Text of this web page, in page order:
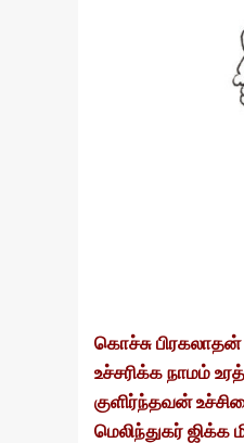
கொச்சு
உச்சரிக்க நாமம்
குளிர்ந்தவன்
மெலிந்துகர் ஜிக்க